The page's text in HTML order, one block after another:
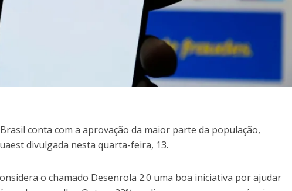
conta com a aprovação da maior parte da população,
divulgada nesta quarta-feira, 13.
o chamado Desenrola 2.0 uma boa iniciativa por ajudar